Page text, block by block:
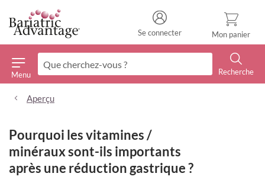
Menu
Recherche
Mon panier
Se connecter
Aperçu
Pourquoi les vitamines /
minéraux sont-ils importants
après une réduction gastrique ?